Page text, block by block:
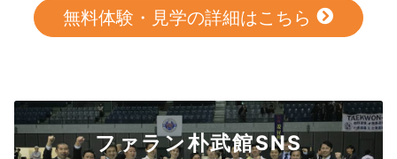
無料体験・見学の詳細はこちら
ファラン朴武館SNS